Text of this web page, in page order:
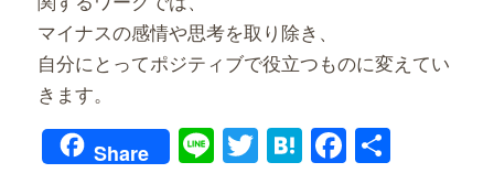
マイナスの感情や思考を取り除き、
自分にとってポジティブで役立つものに変えてい
きます。
Share LineTwitter
Hatena共